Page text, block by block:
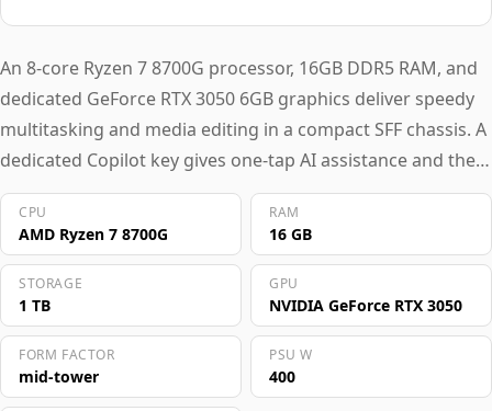
An 8-core Ryzen 7 8700G processor, 16GB DDR5 RAM, and
dedicated GeForce RTX 3050 6GB graphics deliver speedy
multitasking and media editing in a compact SFF chassis. A
dedicated Copilot key gives one-tap AI assistance and the
system operates coolly and quietly, ideal for shared
workspaces. This desktop suits home office users and
small business professionals juggling spreadsheets, video
conferencing, and light content creation.
CPU
AMD Ryzen 7 8700G
RAM
16 GB
STORAGE
1 TB
GPU
NVIDIA GeForce RTX 3050
FORM FACTOR
mid-tower
PSU W
400